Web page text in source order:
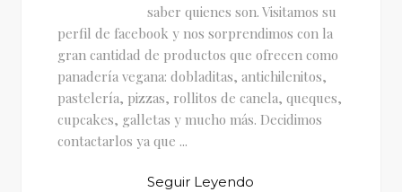
saber quienes son. Visitamos su
perfil de facebook y nos sorprendimos con la
gran cantidad de productos que ofrecen como
panadería vegana: dobladitas, antichilenitos,
pastelería, pizzas, rollitos de canela, queques,
cupcakes, galletas y mucho más. Decidimos
contactarlos ya que ...
Seguir Leyendo